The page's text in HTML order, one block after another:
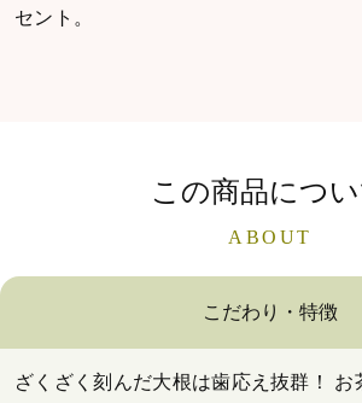
セント。
この商品につい
ABOUT
こだわり・特徴
ざくざく刻んだ大根は歯応え抜群！ お